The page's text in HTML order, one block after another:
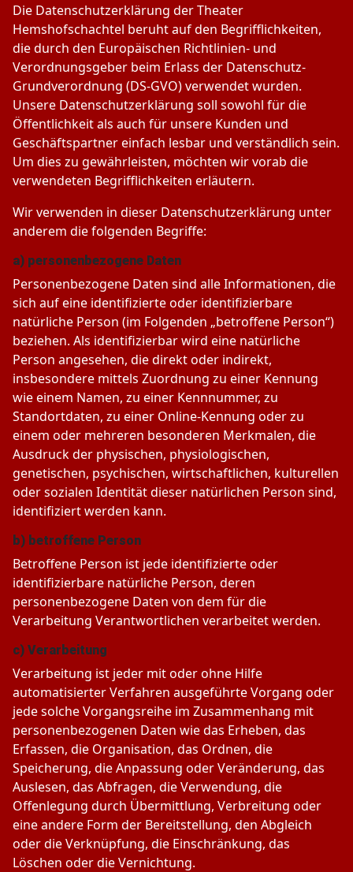
Die Datenschutzerklärung der Theater
Hemshofschachtel beruht auf den Begrifflichkeiten,
die durch den Europäischen Richtlinien- und
Verordnungsgeber beim Erlass der Datenschutz-
Grundverordnung (DS-GVO) verwendet wurden.
Unsere Datenschutzerklärung soll sowohl für die
Öffentlichkeit als auch für unsere Kunden und
Geschäftspartner einfach lesbar und verständlich sein.
Um dies zu gewährleisten, möchten wir vorab die
verwendeten Begrifflichkeiten erläutern.
Wir verwenden in dieser Datenschutzerklärung unter
anderem die folgenden Begriffe:
a) personenbezogene Daten
Personenbezogene Daten sind alle Informationen, die
sich auf eine identifizierte oder identifizierbare
natürliche Person (im Folgenden „betroffene Person“)
beziehen. Als identifizierbar wird eine natürliche
Person angesehen, die direkt oder indirekt,
insbesondere mittels Zuordnung zu einer Kennung
wie einem Namen, zu einer Kennnummer, zu
Standortdaten, zu einer Online-Kennung oder zu
einem oder mehreren besonderen Merkmalen, die
Ausdruck der physischen, physiologischen,
genetischen, psychischen, wirtschaftlichen, kulturellen
oder sozialen Identität dieser natürlichen Person sind,
identifiziert werden kann.
b) betroffene Person
Betroffene Person ist jede identifizierte oder
identifizierbare natürliche Person, deren
personenbezogene Daten von dem für die
Verarbeitung Verantwortlichen verarbeitet werden.
c) Verarbeitung
Verarbeitung ist jeder mit oder ohne Hilfe
automatisierter Verfahren ausgeführte Vorgang oder
jede solche Vorgangsreihe im Zusammenhang mit
personenbezogenen Daten wie das Erheben, das
Erfassen, die Organisation, das Ordnen, die
Speicherung, die Anpassung oder Veränderung, das
Auslesen, das Abfragen, die Verwendung, die
Offenlegung durch Übermittlung, Verbreitung oder
eine andere Form der Bereitstellung, den Abgleich
oder die Verknüpfung, die Einschränkung, das
Löschen oder die Vernichtung.